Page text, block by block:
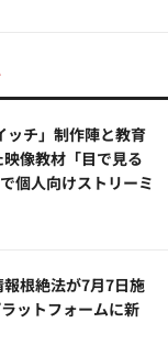
ッチ」制作陣と教育
像教材「目で見る
個人向けストリーミ
根絶法が7月7日施
ットフォームに新